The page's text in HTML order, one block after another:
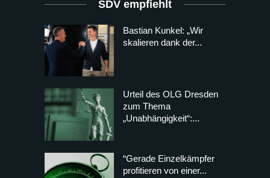
SDV empfiehlt
Bastian Kunkel: „Wir
skalieren dank der...
Urteil des OLG Dresden
zum Thema
„Unabhängigkeit“:...
“Gerade Einzelkämpfer
profitieren von einer...